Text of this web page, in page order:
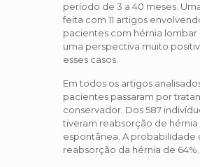
período de 3 a 40 meses.
feita com 11 artigos
pacientes com hérnia lombar
uma perspectiva muito
esses casos.
Em todos os artigos
pacientes passaram por
conservador. Dos 587
tiveram reabsorção de hérnia
espontânea. A probabilidade
reabsorção da hérnia de 64%.